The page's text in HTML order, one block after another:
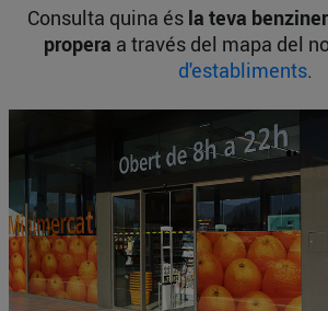
Consulta quina és la teva
propera a través del mapa del
d'establiments.